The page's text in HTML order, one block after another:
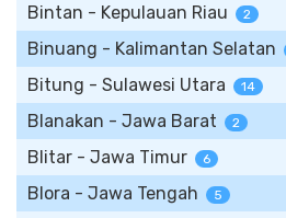
Bintan - Kepulauan Riau 2
Binuang - Kalimantan Selatan
Bitung - Sulawesi Utara 14
Blanakan - Jawa Barat 2
Blitar - Jawa Timur 6
Blora - Jawa Tengah 5